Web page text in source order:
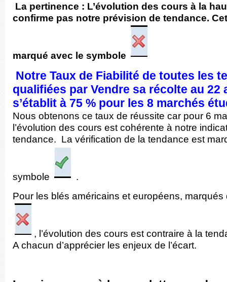
La pertinence : L’évolution des cours à la
confirme pas notre prévision de tendance.
marqué avec le symbole
Notre Taux de Fiabilité de toutes les
qualifiées par Vendre sa récolte au 22
s’établit à 75 % pour les 8 marchés
Nous obtenons ce taux de réussite car pour 6
l’évolution des cours est cohérente à notre
tendance. La vérification de la tendance est
symbole
.
Pour les blés américains et européens, marqués
, l’évolution des cours est contraire à la
A chacun d’apprécier les enjeux de l’écart.